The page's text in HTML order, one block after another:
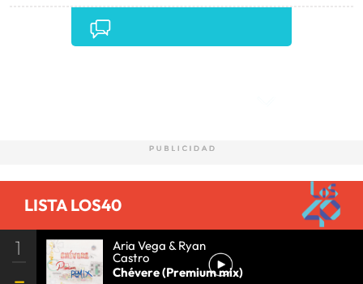
LISTA LOS40
1 Aria Vega & Ryan
Castro
Chévere (Premium mix)